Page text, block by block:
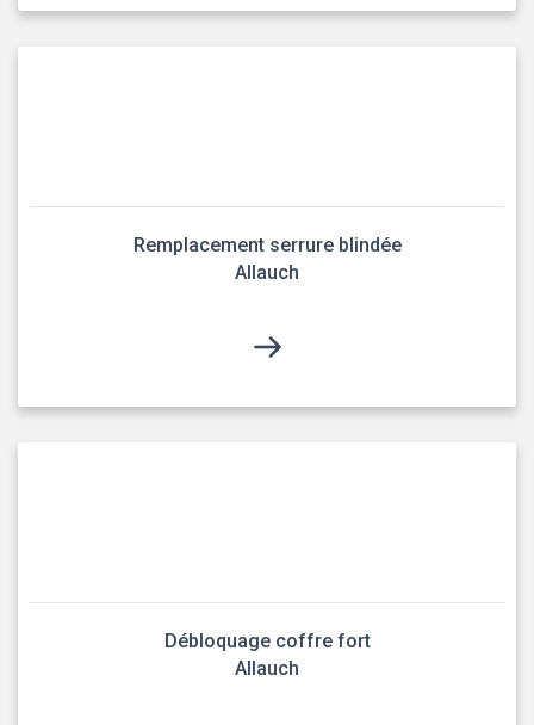
Remplacement serrure blindée
Allauch
Débloquage coffre fort
Allauch